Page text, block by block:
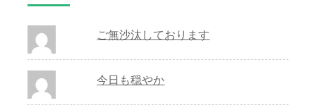
ご無沙汰しております
今日も穏やか